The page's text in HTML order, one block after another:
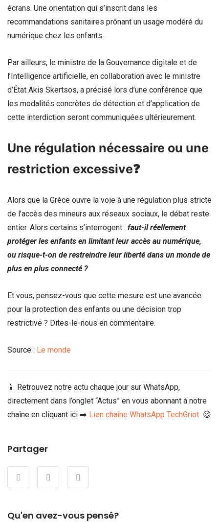
écrans. Une orientation qui s’inscrit dans les
recommandations sanitaires prônant un usage modéré du
numérique chez les enfants.
Par ailleurs, le ministre de la Gouvernance digitale et de
l’Intelligence artificielle, en collaboration avec le ministre
d’État Akis Skertsos, a précisé lors d’une conférence que
les modalités concrètes de détection et d’application de
cette interdiction seront communiquées ultérieurement.
Une régulation nécessaire ou une
restriction excessive❓
Alors que la Grèce ouvre la voie à une régulation plus stricte
de l’accès des mineurs aux réseaux sociaux, le débat reste
entier. Alors certains s’interrogent : faut-il réellement
protéger les enfants en limitant leur accès au numérique,
ou risque-t-on de restreindre leur liberté dans un monde de
plus en plus connecté ?
Et vous, pensez-vous que cette mesure est une avancée
pour la protection des enfants ou une décision trop
restrictive ? Dites-le-nous en commentaire.
Source : Le monde
📱 Retrouvez notre actu chaque jour sur WhatsApp,
directement dans l’onglet “Actus” en vous abonnant à notre
chaîne en cliquant ici ➡️ Lien chaîne WhatsApp TechGriot 😉
Partager
Qu'en avez-vous pensé?